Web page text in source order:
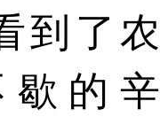
到了农
的辛